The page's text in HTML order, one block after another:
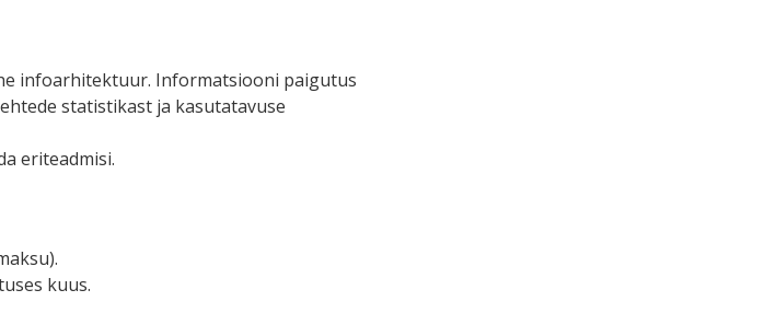
infoarhitektuur. Informatsiooni paigutus
statistikast ja kasutatavuse
eriteadmisi.
kuus.